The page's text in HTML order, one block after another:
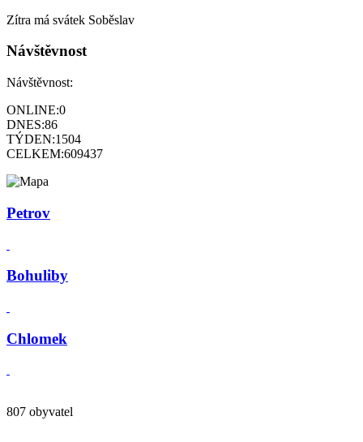
Zítra má svátek Soběslav
Návštěvnost
Návštěvnost:
ONLINE:0
DNES:86
TÝDEN:1504
CELKEM:609437
Petrov
Bohuliby
Chlomek
807 obyvatel